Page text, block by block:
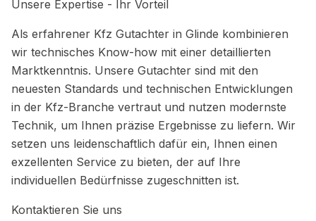
Unsere Expertise - Ihr Vorteil
Als erfahrener Kfz Gutachter in Glinde kombinieren
wir technisches Know-how mit einer detaillierten
Marktkenntnis. Unsere Gutachter sind mit den
neuesten Standards und technischen Entwicklungen
in der Kfz-Branche vertraut und nutzen modernste
Technik, um Ihnen präzise Ergebnisse zu liefern. Wir
setzen uns leidenschaftlich dafür ein, Ihnen einen
exzellenten Service zu bieten, der auf Ihre
individuellen Bedürfnisse zugeschnitten ist.
Kontaktieren Sie uns